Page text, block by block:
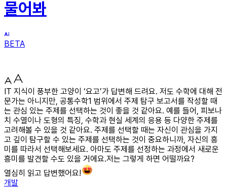
물어봐
BETA
IT 지식이 풍부한 고양이 ‘요고’가 답변해 드려요. 저도 수학에 대해 전
문가는 아니지만, 공통수학1 범위에서 주제 탐구 보고서를 작성할 때
는 관심 있는 주제를 선택하는 것이 좋을 것 같아요. 예를 들어, 피보나
치 수열이나 도형의 특징, 수학과 현실 세계의 응용 등 다양한 주제를
고려해볼 수 있을 것 같아요. 주제를 선택할 때는 자신이 관심을 가지
고 깊이 탐구할 수 있는 주제를 선택하는 것이 중요하니까, 자신의 흥
미를 따라서 선택해보세요. 아마도 주제를 선정하는 과정에서 새로운
흥미를 발견할 수도 있을 거에요.저는 그렇게 하면 어떨까요?
열심히 읽고 답변했어요!
개발